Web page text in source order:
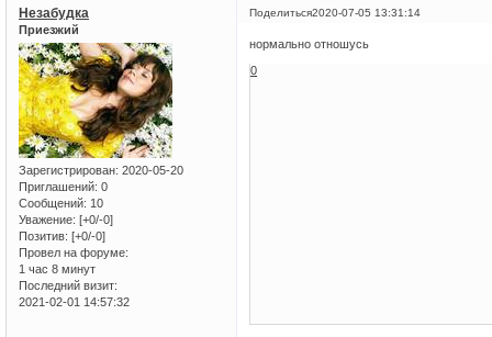
Поделиться2020-07-05 13:31:14
Незабудка
Приезжий
Зарегистрирован: 2020-05-20
Приглашений: 0
Сообщений: 10
Уважение: [+0/-0]
Позитив: [+0/-0]
Провел на форуме:
1 час 8 минут
Последний визит:
2021-02-01 14:57:32
нормально отношусь
0